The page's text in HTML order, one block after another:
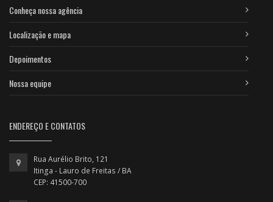
Conheça nossa agência
Localização e mapa
Depoimentos
Nossa equipe
ENDEREÇO E CONTATOS
Rua Aurélio Brito, 121
Itinga - Lauro de Freitas / BA
CEP: 41500-700